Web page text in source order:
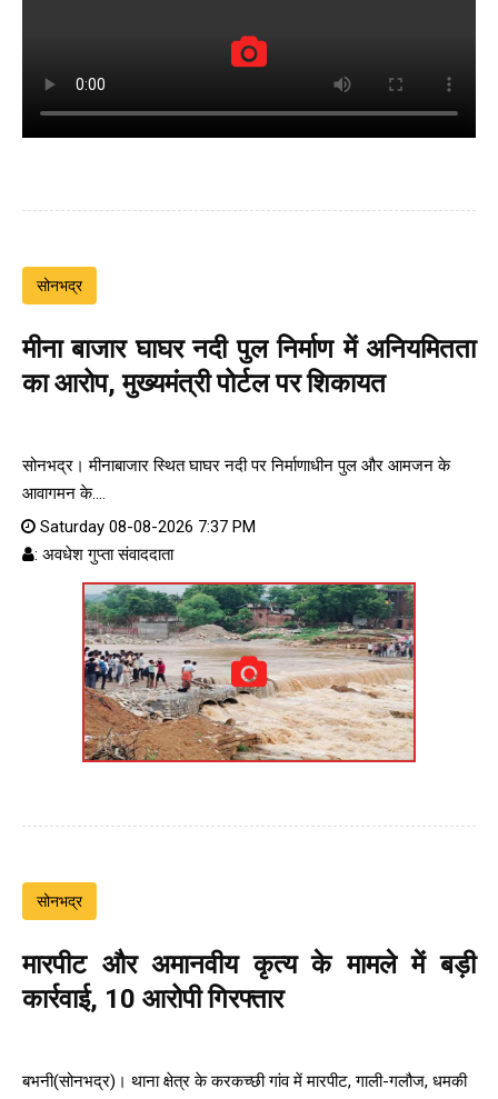
सोनभद्र
मीना बाजार घाघर नदी पुल निर्माण में अनियमितता
का आरोप, मुख्यमंत्री पोर्टल पर शिकायत
सोनभद्र। मीनाबाजार स्थित घाघर नदी पर निर्माणाधीन पुल और आमजन के
आवागमन के....
Saturday 08-08-2026 7:37 PM
: अवधेश गुप्ता संवाददाता
सोनभद्र
मारपीट और अमानवीय कृत्य के मामले में बड़ी
कार्रवाई, 10 आरोपी गिरफ्तार
बभनी(सोनभद्र)। थाना क्षेत्र के करकच्छी गांव में मारपीट, गाली-गलौज, धमकी